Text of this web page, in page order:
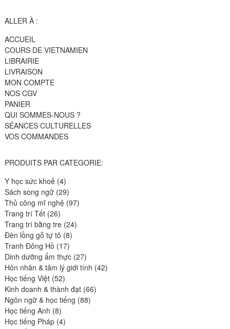
ALLER À :
ACCUEIL
COURS DE VIETNAMIEN
LIBRAIRIE
LIVRAISON
MON COMPTE
NOS CGV
PANIER
QUI SOMMES-NOUS ?
SÉANCES CULTURELLES
VOS COMMANDES
PRODUITS PAR CATEGORIE:
Y học sức khoẻ 44
produits
Sách song ngữ 2929
produits
Thủ công mĩ nghệ 9797
Trang trí Tết 2626
produits
Trang trí bằng tre 2424
Đèn lồng gỗ tự tô 88
produits
Tranh Đông Hồ 1717
produits
Dinh dưỡng ẩm thực 2727
produits
Hôn nhân & tâm lý giới tính 4242
Học tiếng Việt 5252
produits
Kinh doanh & thành đạt 6666
Ngôn ngữ & học tiếng 8888
Học tiếng Anh 88
produits
Học tiếng Pháp 44